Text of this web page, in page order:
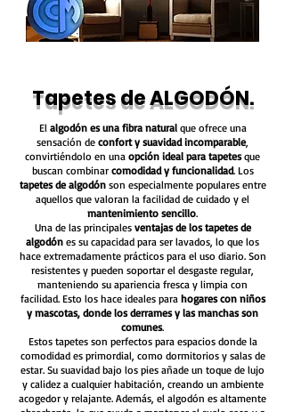
Tapetes de ALGODÓN.
El algodón es una fibra naturalque ofrece una
sensación de confort y suavidad incomparable,
convirtiéndolo en una opción ideal para tapetesque
buscan combinar comodidad y funcionalidad. Los
tapetes de algodón son especialmente populares entre
aquellos que valoran la facilidad de cuidado y el
mantenimiento sencillo.
Una de las principales ventajas de los tapetes de
algodón es su capacidad para ser lavados, lo que los
hace extremadamente prácticos para el uso diario. Son
resistentes y pueden soportar el desgaste regular,
manteniendo su apariencia fresca y limpia con
facilidad. Esto los hace ideales para hogares con niños
y mascotas, donde los derrames y las manchas son
comunes.
Estos tapetes son perfectos para espacios donde la
comodidad es primordial, como dormitorios y salas de
estar. Su suavidad bajo los pies añade un toque de lujo
y calidez a cualquier habitación, creando un ambiente
acogedor y relajante. Además, el algodón es altamente